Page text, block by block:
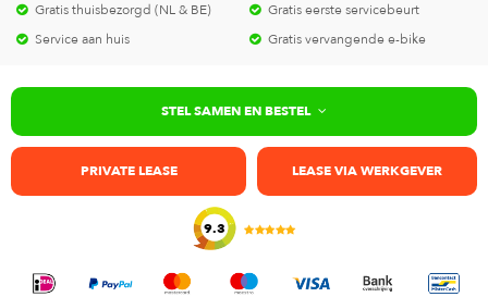
Gratis thuisbezorgd (NL & BE)
Gratis eerste servicebeurt
Service aan huis
Gratis vervangende e-bike
STEL SAMEN EN BESTEL
PRIVATE LEASE LEASE VIA WERKGEVER
9.3